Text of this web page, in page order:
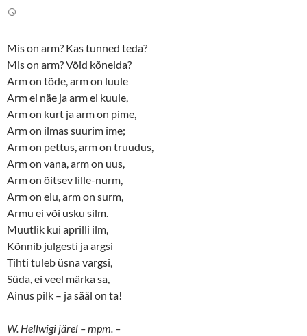
Mis on arm? Kas tunned teda?
Mis on arm? Võid kõnelda?
Arm on tõde, arm on luule
Arm ei näe ja arm ei kuule,
Arm on kurt ja arm on pime,
Arm on ilmas suurim ime;
Arm on pettus, arm on truudus,
Arm on vana, arm on uus,
Arm on õitsev lille-nurm,
Arm on elu, arm on surm,
Armu ei või usku silm.
Muutlik kui aprilli ilm,
Kõnnib julgesti ja argsi
Tihti tuleb üsna vargsi,
Süda, ei veel märka sa,
Ainus pilk – ja sääl on ta!
W. Hellwigi järel – mpm. –